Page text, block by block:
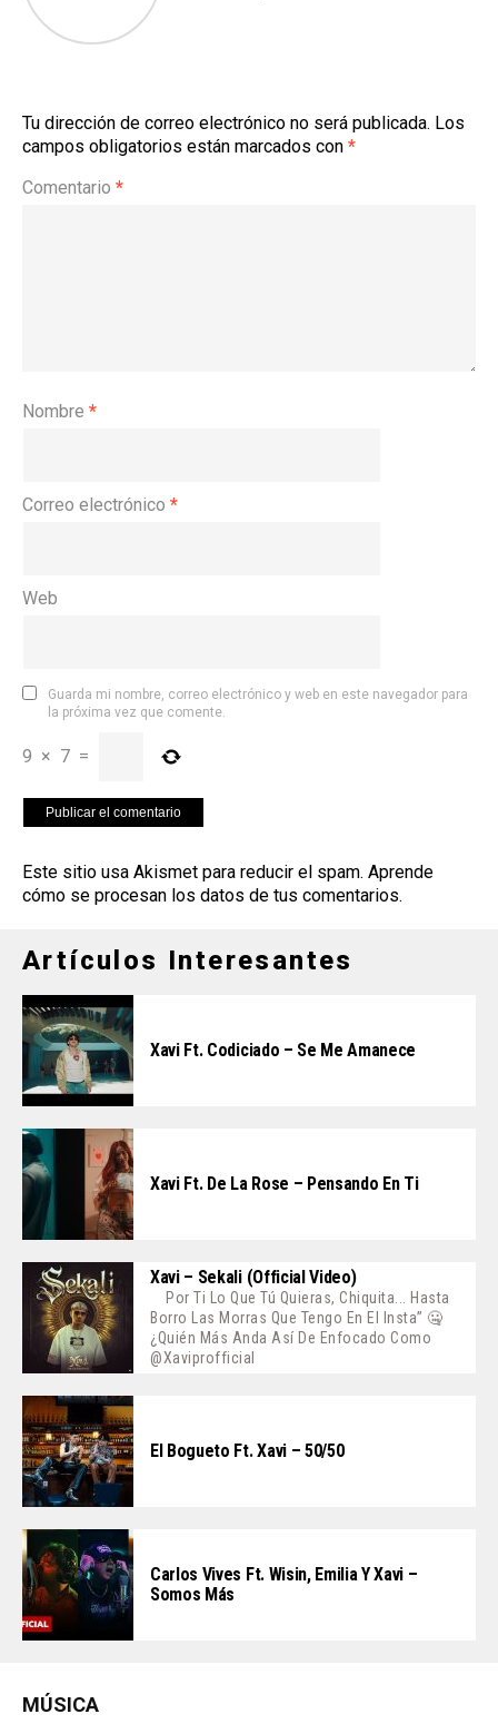
Tu dirección de correo electrónico no será publicada. Los
campos obligatorios están marcados con *
Comentario *
Nombre *
Correo electrónico *
Web
Guarda mi nombre, correo electrónico y web en este navegador para
la próxima vez que comente.
9 × 7 =
Este sitio usa Akismet para reducir el spam. Aprende
cómo se procesan los datos de tus comentarios.
Artículos Interesantes
Xavi Ft. Codiciado – Se Me Amanece
Xavi Ft. De La Rose – Pensando En Ti
Xavi – Sekali (Official Video)
Por Ti Lo Que Tú Quieras, Chiquita... Hasta
Borro Las Morras Que Tengo En El Insta” 🤐
¿Quién Más Anda Así De Enfocado Como
@xaviprofficial
El Bogueto Ft. Xavi – 50/50
Carlos Vives Ft. Wisin, Emilia Y Xavi –
Somos Más
MÚSICA